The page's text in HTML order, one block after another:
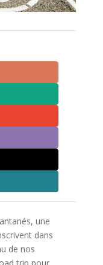
une
dans
de nos
trip pour